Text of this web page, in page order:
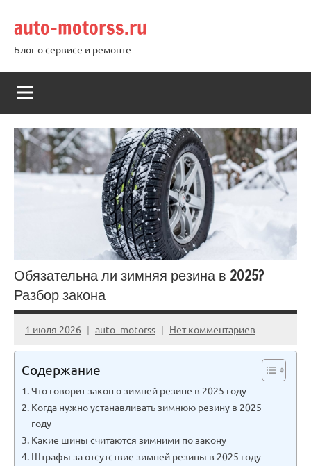
содержимому
auto-motorss.ru
Блог о сервисе и ремонте
Обязательна ли зимняя резина в 2025?
Разбор закона
1 июля 2026 auto_motorss Нет комментариев
Содержание
Что говорит закон о зимней резине в 2025 году
Когда нужно устанавливать зимнюю резину в 2025
году
Какие шины считаются зимними по закону
Штрафы за отсутствие зимней резины в 2025 году